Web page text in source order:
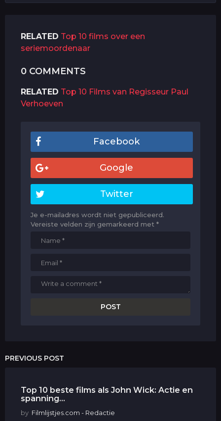
RELATED Top 10 films over een
seriemoordenaar
0 COMMENTS
RELATED Top 10 Films van Regisseur Paul
Verhoeven
Facebook
Google
Twitter
Je e-mailadres wordt niet gepubliceerd.
Vereiste velden zijn gemarkeerd met *
PREVIOUS POST
Top 10 beste films als John Wick: Actie en
spanning...
by Filmlijstjes.com - Redactie